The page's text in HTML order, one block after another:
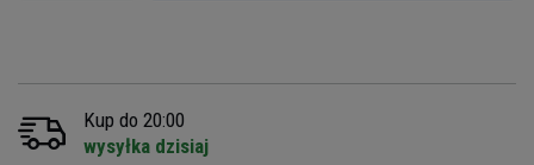
Kup do 20:00
wysyłka dzisiaj